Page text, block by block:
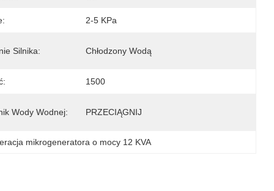
2-5 KPa
Silnika: Chłodzony Wodą
1500
Wody Wodnej: PRZECIĄGNIJ
mikrogeneratora o mocy 12 KVA